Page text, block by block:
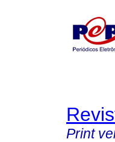
Print